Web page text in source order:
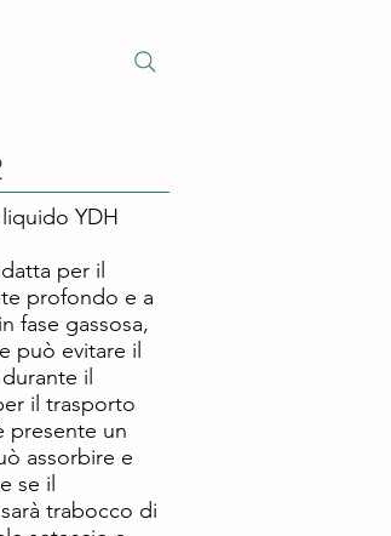
YDH
per il
profondo e a
fase gassosa,
può evitare il
il
il trasporto
presente un
assorbire e
se il
trabocco di